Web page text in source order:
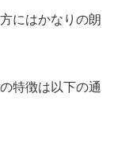
にはかなりの朗
特徴は以下の通